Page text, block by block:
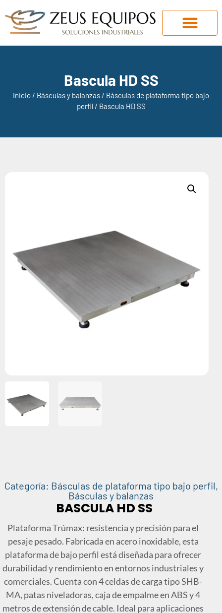
Bascula HD SS
Inicio / Básculas y balanzas / Básculas de plataforma tipo bajo
perfil/ Bascula HD SS
Categoría: Básculas de plataforma tipo bajo perfil,
Básculas y balanzas
BASCULA HD SS
Plataforma Trúmax: resistencia y precisión para el
pesaje pesado. Fabricada en acero inoxidable, esta
plataforma de bajo perfil está diseñada para ofrecer
durabilidad y rendimiento en entornos industriales y
comerciales. Cuenta con 4 celdas de carga tipo SHB-
MA, patas niveladoras, caja de empalme en ABS y 4
metros de extensión de cable. Ideal para aplicaciones